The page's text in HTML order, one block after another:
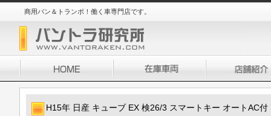
商用バン＆トランポ！働く車専門店です。
H15年 日産 キューブ EX 検26/3 スマートキー オートAC付